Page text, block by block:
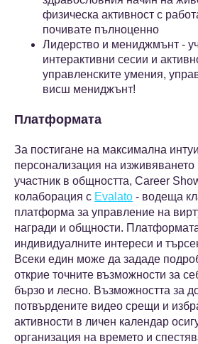
физическа активност с
почивате пълноценно
Лидерство и мениджмънт -
интерактивни сесии и
управленските умения,
висш мениджънт!
Платформата
За постигане на максимална
персонализация на изживяването
участник в общността, Career
колаборация с Evalato - водеща
платформа за управление на
награди и общности.
индивидуалните интереси и
Всеки един може да зададе
открие точните възможности за
бързо и лесно. Възможността за
потвърдените видео срещи и
активности в личен календар
организация на времето и